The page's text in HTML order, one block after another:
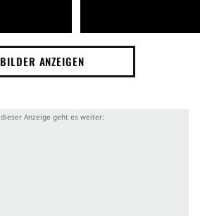
BILDER ANZEIGEN